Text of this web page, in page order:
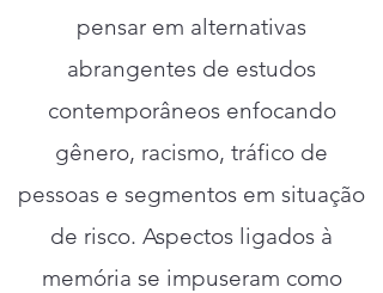
pensar em alternativas
abrangentes de estudos
contemporâneos enfocando
gênero, racismo, tráfico de
pessoas e segmentos em situação
de risco. Aspectos ligados à
memória se impuseram como